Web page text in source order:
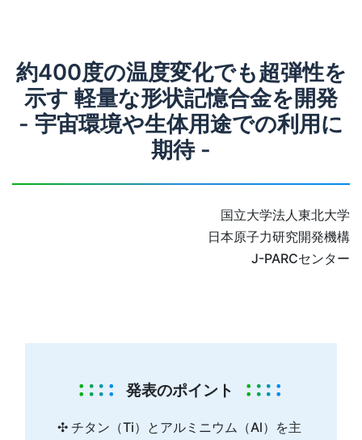
約400度の温度変化でも超弾性を
示す 軽量な形状記憶合金を開発
- 宇宙環境や生体用途での利用に
期待 -
国立大学法人東北大学
日本原子力研究開発機構
J-PARCセンター
発表のポイント
✣ チタン（Ti）とアルミニウム（Al）を主